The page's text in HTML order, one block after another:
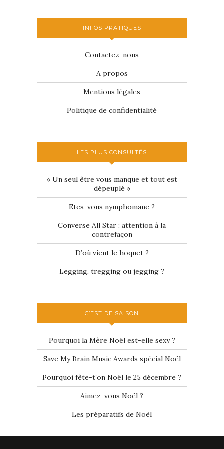
INFOS PRATIQUES
Contactez-nous
A propos
Mentions légales
Politique de confidentialité
LES PLUS CONSULTÉS
« Un seul être vous manque et tout est
dépeuplé »
Etes-vous nymphomane ?
Converse All Star : attention à la
contrefaçon
D’où vient le hoquet ?
Legging, tregging ou jegging ?
C’EST DE SAISON
Pourquoi la Mère Noël est-elle sexy ?
Save My Brain Music Awards spécial Noël
Pourquoi fête-t’on Noël le 25 décembre ?
Aimez-vous Noël ?
Les préparatifs de Noël